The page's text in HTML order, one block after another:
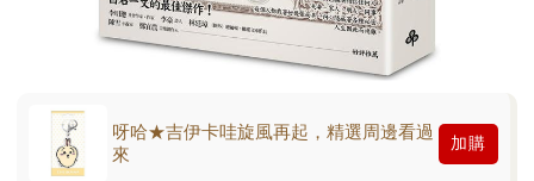
呀哈★吉伊卡哇旋風再起，精選周邊看過
來
加購